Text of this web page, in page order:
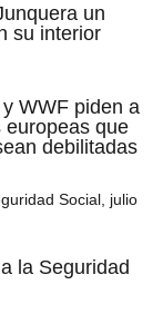
un
su interior
WWF piden a
europeas que
debilitadas
la Seguridad